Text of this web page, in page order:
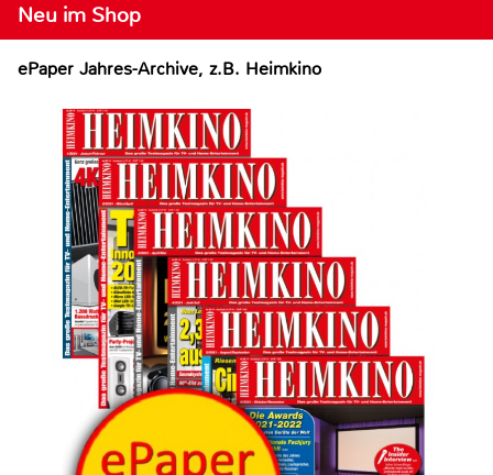
Neu im Shop
ePaper Jahres-Archive, z.B. Heimkino